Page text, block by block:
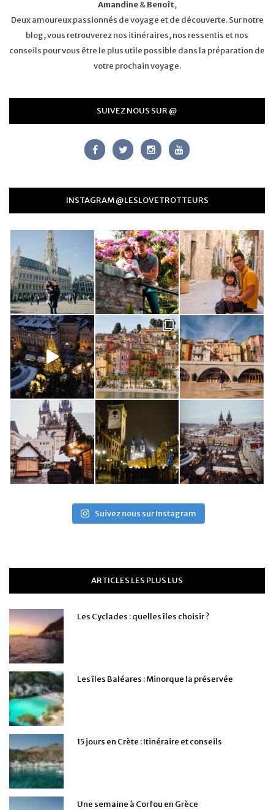
Amandine&Benoît,
Deux amoureux passionnés de voyage et de découverte. Sur notre
blog, vous retrouverez nos itinéraires, nos ressentis et nos
conseils pour vous être le plus utile possible dans la préparation de
votre prochain voyage.
SUIVEZ NOUS SUR @
INSTAGRAM @LESLOVETROTTEURS
Suivez nous sur Instagram
ARTICLES LES PLUS LUS
Les Cyclades : quelles îles choisir ?
Les îles Baléares : Minorque la préservée
15 jours en Crète : Itinéraire et conseils
Une semaine à Corfou en Grèce